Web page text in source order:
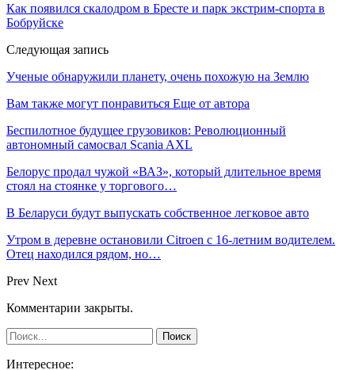
Как появился скалодром в Бресте и парк экстрим-спорта в
Бобруйске
Следующая запись
Ученые обнаружили планету, очень похожую на Землю
Вам также могут понравиться Еще от автора
Беспилотное будущее грузовиков: Революционный
автономный самосвал Scania AXL
Белорус продал чужой «ВАЗ», который длительное время
стоял на стоянке у торгового…
В Беларуси будут выпускать собственное легковое авто
Утром в деревне остановили Citroen с 16-летним водителем.
Отец находился рядом, но…
Prev Next
Комментарии закрыты.
Интересное: